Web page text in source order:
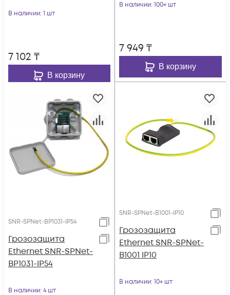
В наличии: 1 шт
7 102 ₸
В корзину
В наличии: 100+ шт
7 949 ₸
В корзину
SNR-SPNet-BP1031-IP54
Грозозащита
Ethernet SNR-SPNet-
BP1031-IP54
В наличии: 4 шт
SNR-SPNet-B1001-IP10
Грозозащита
Ethernet SNR-SPNet-
B1001 IP10
В наличии: 10+ шт